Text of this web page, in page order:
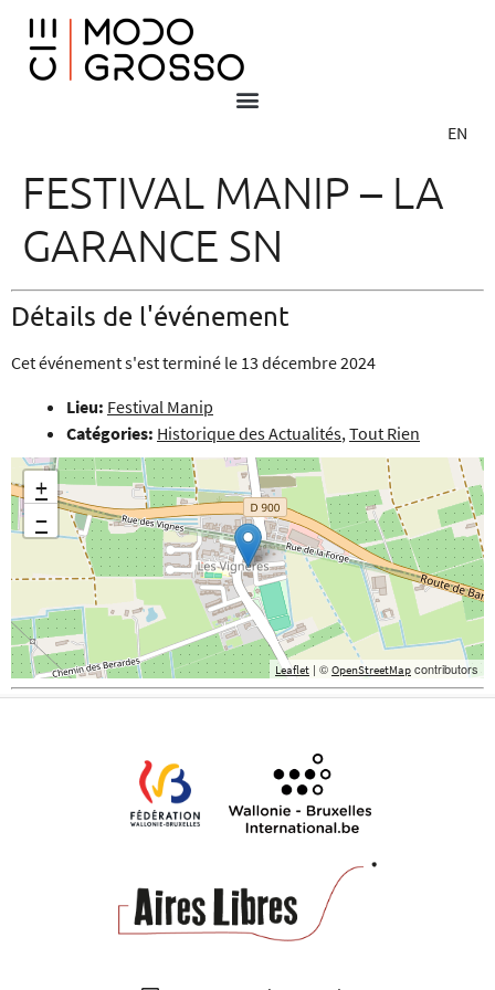
EN
FESTIVAL MANIP – LA
GARANCE SN
Détails de l'événement
Cet événement s'est terminé le 13 décembre 2024
Lieu: Festival Manip
Catégories: Historique des Actualités,Tout Rien
+
−
Leaflet | © OpenStreetMap contributors